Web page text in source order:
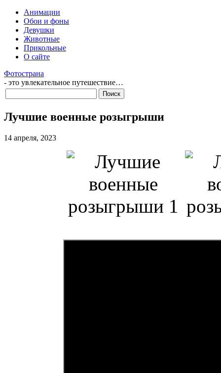
Анимации
Обои и фоны
Девушки
Животные
Прикольные
О сайте
Фотострана
- это увлекательное путешествие…
Лучшие военные розыгрыши
14 апреля, 2023